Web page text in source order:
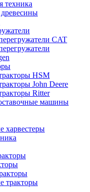
техника
CAT
HSM
John Deere
Ritter
машины
харвестеры
тракторы